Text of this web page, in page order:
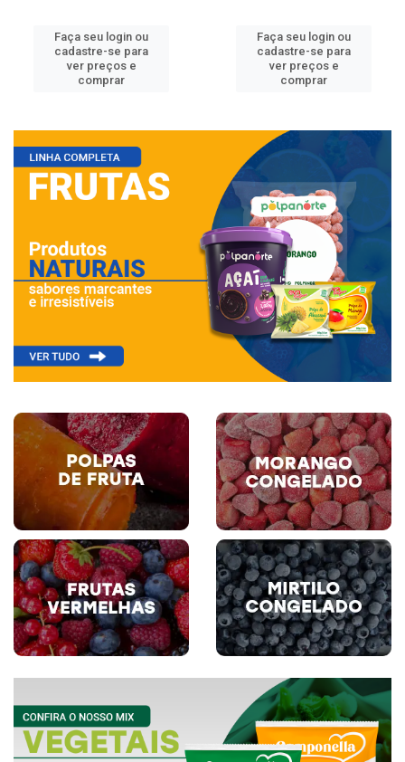
Faça seu login ou
cadastre-se para
ver preços e
comprar
Faça seu login ou
cadastre-se para
ver preços e
comprar